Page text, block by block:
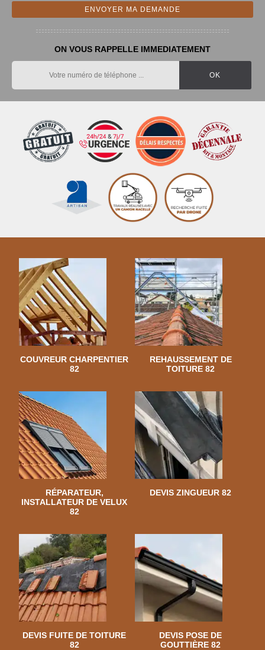
ON VOUS RAPPELLE IMMEDIATEMENT
COUVREUR CHARPENTIER
82
REHAUSSEMENT DE
TOITURE 82
RÉPARATEUR,
INSTALLATEUR DE VELUX
82
DEVIS ZINGUEUR 82
DEVIS FUITE DE TOITURE
82
DEVIS POSE DE
GOUTTIÈRE 82